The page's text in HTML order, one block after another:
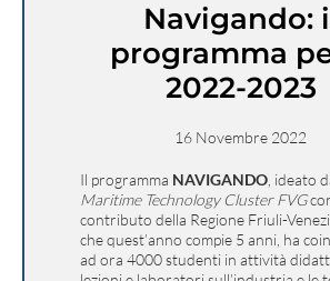
Navigando:
programma
2022-2023
16 Novembre 2022
Il programma NAVIGANDO , ideato
Maritime Technology Cluster FVG
contributo della Regione Friuli-
che quest’anno compie 5 anni, ha
ad ora 4000 studenti in attività